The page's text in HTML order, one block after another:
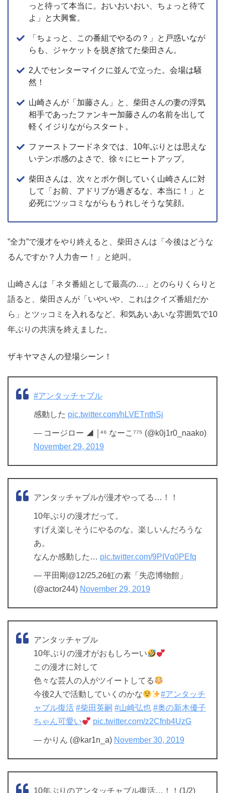
っと待って本当に。おいおいおい、ちょっと待て
よ」と大興奮。
「ちょっと、この番組でやるの？」と戸惑いなが
らも、ジャケットを脱ぎ捨てた柴田さん。
2人でセンターマイクに並んで立った。会場は騒
然！
山崎さんが「加藤さん」と、柴田さんの妻の浮気
相手であったファンキー加藤さんの名前を出して
軽くイジりながらスタート。
ファーストフードネタでは、10年ぶりとは思えな
いテンポ感のよさで、徐々にヒートアップ。
柴田さんは、次々とボケ倒していく山崎さんに対
して「お前、アドリブが過ぎるな、本当に！」と
必死にツッコミながらもうれしそうな笑顔。
”全力”で漫才をやり終えると、柴田さんは「今後はどうな
るんですか？人力舎ー！」と絶叫。
山崎さんは「ネタ番組として最高の…」とのらりくらりと
語ると、柴田さんが「いやいや、これはクイズ番組だか
ら」とツッコミを入れるなど、和気あいあいな雰囲気で10
年ぶりの共演を終えました。
ザキヤマさんの登場シーン！
#アンタッチャブル
感動した pic.twitter.com/hLVETnthSj
— コージロー ◢ ￨⁴⁶ なーこ⁷⁷⁵ (@k0j1r0_naako)
November 29, 2019
アンタッチャブルが漫才やってる…！！
10年ぶりの漫才だって。
すげえ楽しそうにやるのな。楽しいんだろうな
あ。
なんか感動した… pic.twitter.com/9PIVq0PEfq
— 平田剛@12/25,26虹の素「失恋博物館」
(@actor244) November 29, 2019
アンタッチャブル
10年ぶりの漫才がおもしろーい
この漫才に対して
色々な芸人の人がツイートしてる
今後2人で活動していくのかな
#アンタッチ
ャブル復活 #柴田英嗣 #山崎弘也 #奥の新木優子
ちゃん可愛い
pic.twitter.com/z2Cfnb4UzG
— かりん (@kar1n_a) November 30, 2019
10年ぶりのアンタッチャブル復活…！！(1/2)